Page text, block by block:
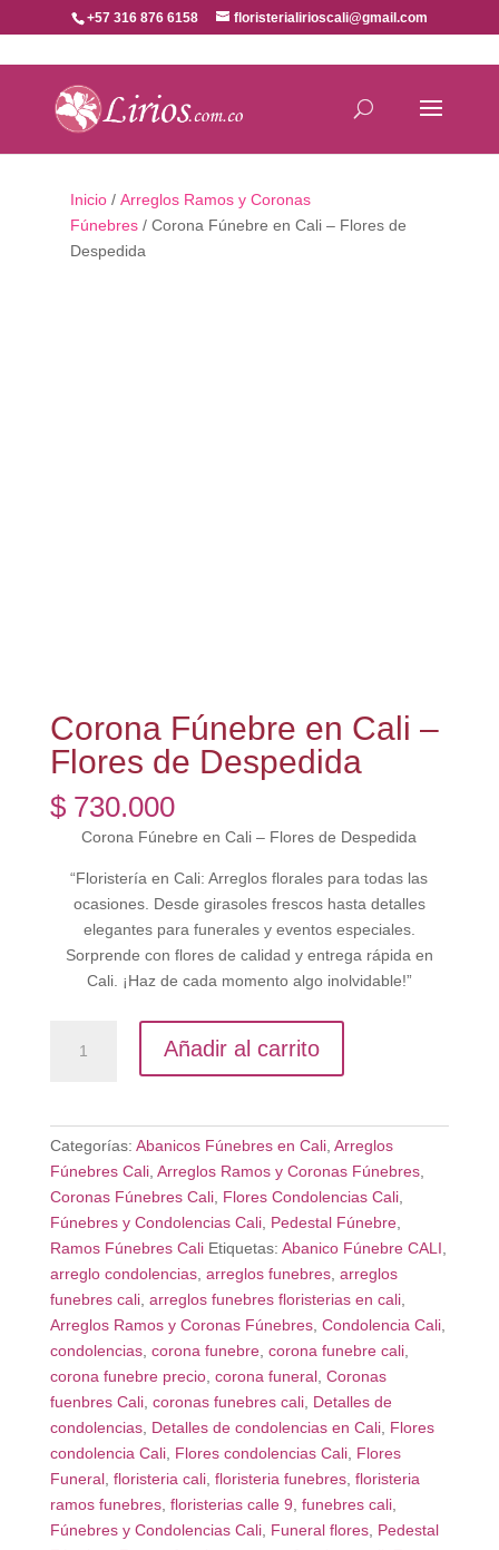
+57 316 876 6158 floristerialirioscali@gmail.com
Inicio/ Arreglos Ramos y Coronas
Fúnebres/ Corona Fúnebre en Cali – Flores de
Despedida
Corona Fúnebre en Cali –
Flores de Despedida
$730.000
Corona Fúnebre en Cali – Flores de Despedida
“Floristería en Cali: Arreglos florales para todas las
ocasiones. Desde girasoles frescos hasta detalles
elegantes para funerales y eventos especiales.
Sorprende con flores de calidad y entrega rápida en
Cali. ¡Haz de cada momento algo inolvidable!”
Fúnebre
Flores
Añadir al carrito
Categorías: Abanicos Fúnebres en Cali, Arreglos
Fúnebres Cali, Arreglos Ramos y Coronas Fúnebres,
Coronas Fúnebres Cali, Flores Condolencias Cali,
Fúnebres y Condolencias Cali, Pedestal Fúnebre,
Ramos Fúnebres Cali Etiquetas: Abanico Fúnebre CALI,
arreglo condolencias, arreglos funebres, arreglos
funebres cali, arreglos funebres floristerias en cali,
Arreglos Ramos y Coronas Fúnebres, Condolencia Cali,
condolencias, corona funebre, corona funebre cali,
corona funebre precio, corona funeral, Coronas
fuenbres Cali, coronas funebres cali, Detalles de
condolencias, Detalles de condolencias en Cali, Flores
condolencia Cali, Flores condolencias Cali, Flores
Funeral, floristeria cali, floristeria funebres, floristeria
ramos funebres, floristerias calle 9, funebres cali,
Fúnebres y Condolencias Cali, Funeral flores, Pedestal